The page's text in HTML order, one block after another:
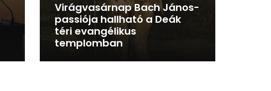
Virágvasárnap Bach János-
passiója hallható a Deák
téri evangélikus
templomban